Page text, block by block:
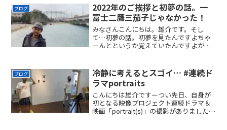
ブログ
2022年のご挨拶と初夢の話。一
富士二鷹三茄子じゃなかった！
みなさんこんにちは。雄介です。そし
て…初夢の話。初夢を見たんですよちゃ
ーんとというか覚えていたんですよが正
でした😉営業？ってなんぞやって感じな
んですが連続ドラマpo...
ブログ
冷静に考えるとスゴイ… #連続ド
ラマportraits
こんにちは雄介ですーつい先日、自身が
初となる映像プロジェクト連続ドラマ＆
映画「portrait(s)」の撮影がありました。